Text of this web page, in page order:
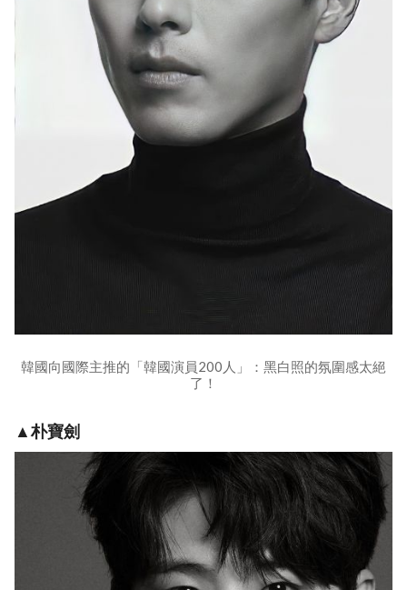
韓國向國際主推的「韓國演員200人」：黑白照的氛圍感太絕
了！
▲朴寶劍